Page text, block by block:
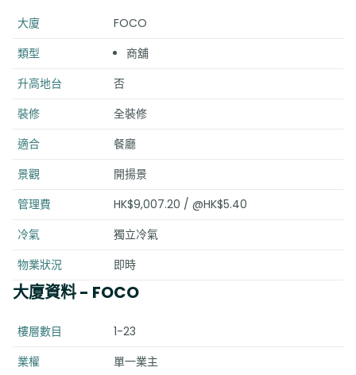
大廈
FOCO
類型
商舖
升高地台
否
裝修
全裝修
適合
餐廳
景觀
開揚景
管理費
HK$9,007.20 / @HK$5.40
冷氣
獨立冷氣
物業狀況
即時
大廈資料- FOCO
樓層數目
1-23
業權
單一業主